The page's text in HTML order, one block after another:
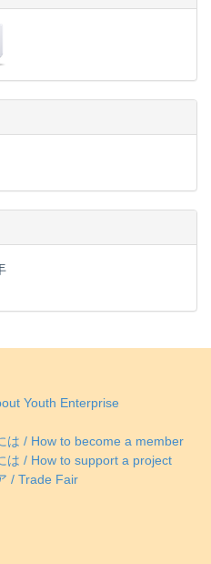
Youth Enterprise
は / How to become a member
は / How to support a project
/ Trade Fair